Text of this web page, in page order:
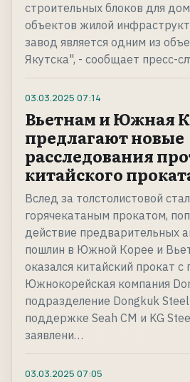
строительных блоков для
объектов жилой
завод является одним из
Якутска", - сообщает пресс-
03.03.2025 07:14
Вьетнам и Южная
предлагают новые
расследования
китайского
Вслед за толстолистовой
горячекатаным прокатом,
действие предварительных
пошлин в Южной Корее и
оказался китайский прокат с
Южнокорейская компания
подразделение Dongkuk
поддержке Seah CM и KG
заявлени…
03.03.2025 07:05